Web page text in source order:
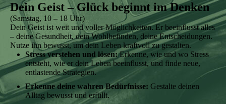
Dein Geist – Glück beginnt im Denken
(Samstag, 10 – 18 Uhr)
Dein Geist ist weit und voller Möglichkeiten. Er beeinflusst alles
– deine Gesundheit, dein Wohlbefinden, deine Entscheidungen.
Nutze ihn bewusst, um dein Leben kraftvoll zu gestalten.
Stress verstehen und lösen:Erkenne, wie und wo Stress
entsteht, wie er dein Leben beeinflusst, und finde neue,
entlastende Strategien.
Erkenne deine wahren Bedürfnisse: Gestalte deinen
Alltag bewusst und erfüllt.